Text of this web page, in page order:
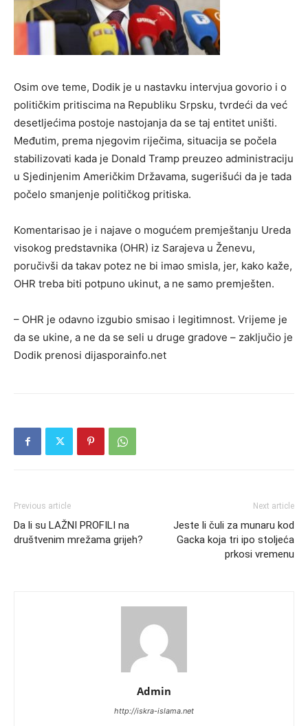
Osim ove teme, Dodik je u nastavku intervjua govorio i o
političkim pritiscima na Republiku Srpsku, tvrdeći da već
desetljećima postoje nastojanja da se taj entitet uništi.
Međutim, prema njegovim riječima, situacija se počela
stabilizovati kada je Donald Tramp preuzeo administraciju
u Sjedinjenim Američkim Državama, sugerišući da je tada
počelo smanjenje političkog pritiska.
Komentarisao je i najave o mogućem premještanju Ureda
visokog predstavnika (OHR) iz Sarajeva u Ženevu,
poručivši da takav potez ne bi imao smisla, jer, kako kaže,
OHR treba biti potpuno ukinut, a ne samo premješten.
– OHR je odavno izgubio smisao i legitimnost. Vrijeme je
da se ukine, a ne da se seli u druge gradove – zaključio je
Dodik prenosi dijasporainfo.net
Previous article
Da li su LAŽNI PROFILI na
društvenim mrežama grijeh?
Next article
Jeste li čuli za munaru kod
Gacka koja tri ipo stoljeća
prkosi vremenu
Admin
http://iskra-islama.net